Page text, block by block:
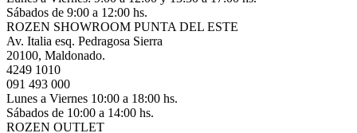
Sábados de 9:00 a 12:00 hs.
ROZEN SHOWROOM PUNTA DEL ESTE
Av. Italia esq. Pedragosa Sierra
20100, Maldonado.
4249 1010
091 493 000
Lunes a Viernes 10:00 a 18:00 hs.
Sábados de 10:00 a 14:00 hs.
ROZEN OUTLET